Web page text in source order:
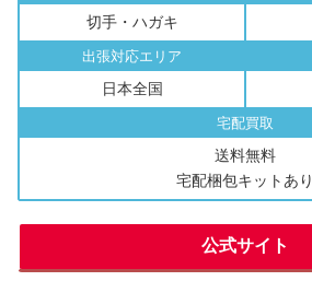
切手・ハガキ
出張対応エリア
日本全国
宅配買取
送料無料
宅配梱包キットあり
公式サイト